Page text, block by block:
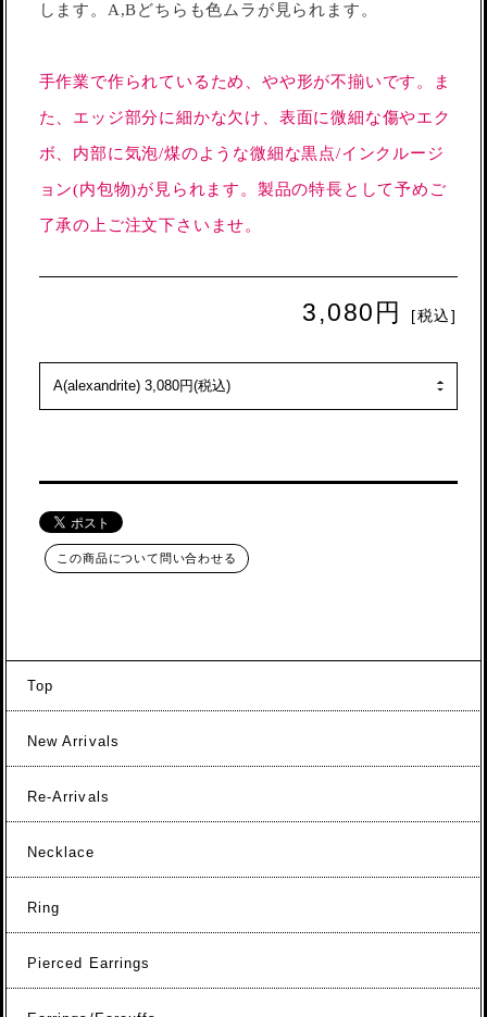
します。A,Bどちらも色ムラが見られます。
手作業で作られているため、やや形が不揃いです。ま
た、エッジ部分に細かな欠け、表面に微細な傷やエク
ボ、内部に気泡/煤のような微細な黒点/インクルージ
ョン(内包物)が見られます。製品の特長として予めご
了承の上ご注文下さいませ。
3,080円 [税込]
この商品について問い合わせる
Top
New Arrivals
Re-Arrivals
Necklace
Ring
Pierced Earrings